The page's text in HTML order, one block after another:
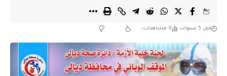
قبل 5 سنوات 9 مشاهدات